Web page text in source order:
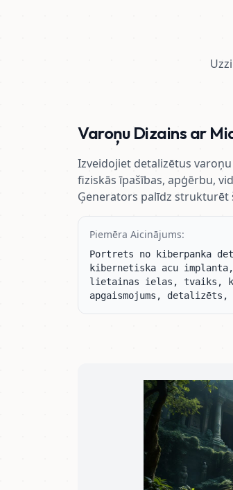
Varoņu Dizains ar
Izveidojiet detalizētus
fiziskās īpašības, apģērbu,
Ģenerators palīdz strukturēt
Piemēra Aicinājums:
Portrets no kiberpanka
kibernetiska acu
lietainas ielas, tvaiks,
apgaismojums,